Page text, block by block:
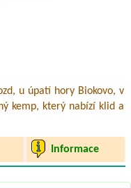
u úpatí hory Biokovo, v
kemp, který nabízí klid a
Informace